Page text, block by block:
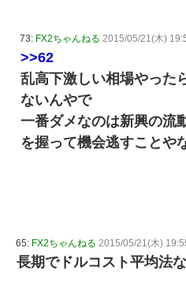
73: FX2ちゃんねる 2015/05/21(木)
>>62
乱高下激しい相場やった
ないんやで
一番ダメなのは新興の流
を握って機会逃すことや
65: FX2ちゃんねる 2015/05/21(木)
長期でドルコスト平均法